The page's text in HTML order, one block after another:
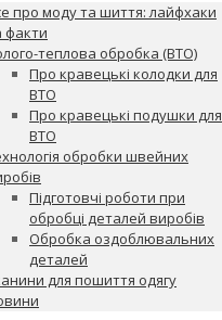
про моду та шиття: лайфхаки
факти
теплова обробка (ВТО)
Про кравецькі колодки для
ВТО
Про кравецькі подушки для
ВТО
обробки швейних
Підготовчі роботи при
обробці деталей виробів
Обробка оздоблювальних
деталей
для пошиття одягу